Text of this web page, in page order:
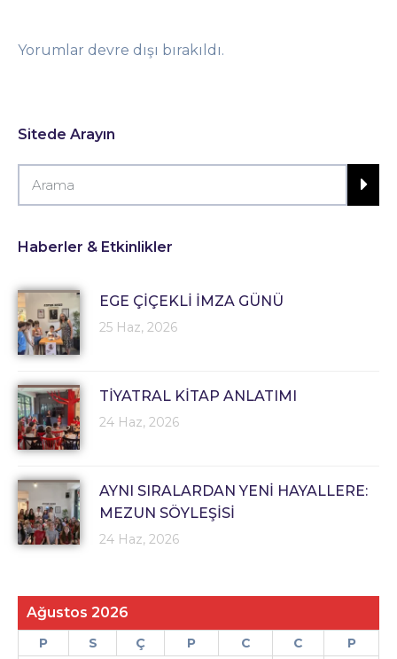
Yorumlar devre dışı bırakıldı.
Sitede Arayın
Haberler & Etkinlikler
EGE ÇİÇEKLİ İMZA GÜNÜ
25 Haz, 2026
TİYATRAL KİTAP ANLATIMI
24 Haz, 2026
AYNI SIRALARDAN YENİ HAYALLERE:
MEZUN SÖYLEŞİSİ
24 Haz, 2026
Ağustos 2026
P S Ç P C C
P